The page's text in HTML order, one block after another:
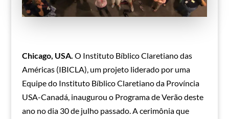
Chicago, USA. O Instituto Bíblico Claretiano das
Américas (IBICLA), um projeto liderado por uma
Equipe do Instituto Bíblico Claretiano da Província
USA-Canadá, inaugurou o Programa de Verão deste
ano no dia 30 de julho passado. A cerimônia que